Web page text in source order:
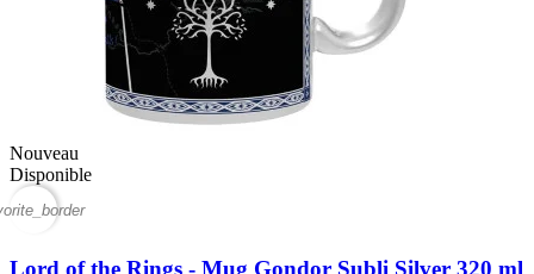
Nouveau
Disponible
Lord of the Rings - Mug Gondor Subli Silver 320 ml